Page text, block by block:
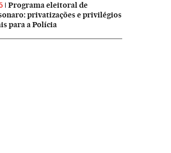
Programa eleitoral de
privatizações e privilégios
para a Polícia